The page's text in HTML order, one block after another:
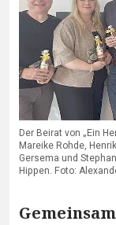
Der Beirat von „Ein
Mareike Rohde,
Gersema und
Hippen. Foto: